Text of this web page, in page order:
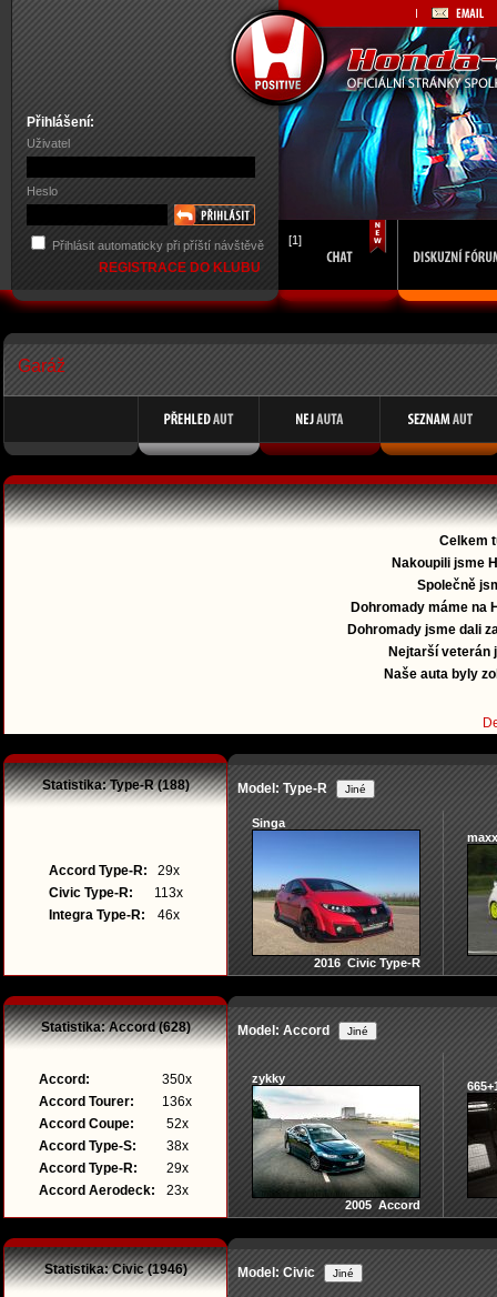
Přihlášení:
Uživatel
Heslo
Přihlásit automaticky při příští návštěvě
REGISTRACE DO KLUBU
[1]
Garáž
Celkem
Nakoupili jsme
Společně
Dohromady máme na
Dohromady jsme dali
Nejtarší veterán
Naše auta byly
Statistika: Type-R (188) Model: Type-R
Accord Type-R:
29x
Civic Type-R:
113x
Integra Type-R:
46x
Singa
2016 Civic Type-R
Statistika: Accord (628) Model: Accord
Accord:
350x
Accord Tourer:
136x
Accord Coupe:
52x
Accord Type-S:
38x
Accord Type-R:
29x
Accord Aerodeck:
23x
zykky
2005 Accord
Statistika: Civic (1946) Model: Civic